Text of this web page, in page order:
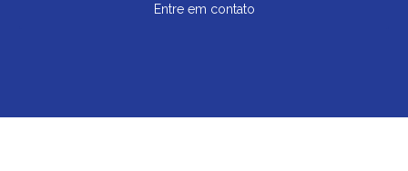
Entre em contato